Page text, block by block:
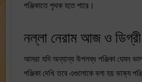
পঞ্জিকাতে পৃথক হতে পারে।
নল্লা নেরাম আজ ও ডিগ্রী
আমরা যদি অন্যান্য উপলব্ধ পঞ্জিকা যেমন
পঞ্জিকা দেখি তবে এগুলোকে বলা হয় ভাক্য